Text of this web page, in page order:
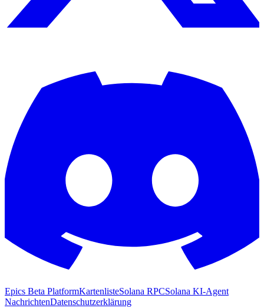
Epics Beta PlatformKartenlisteSolana RPCSolana KI-Agent
NachrichtenDatenschutzerklärung